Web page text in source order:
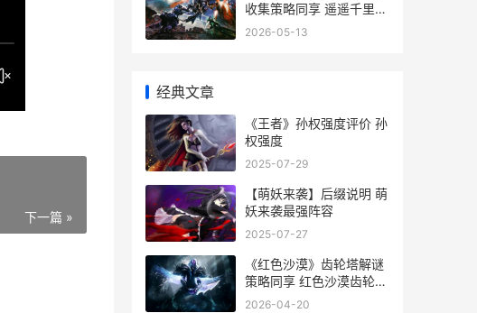
下一篇 »
收集策略同享 遥遥千里来
西蜀打三个数字
2026-05-13
经典文章
《王者》孙权强度评价 孙
权强度
2025-07-29
【萌妖来袭】后缀说明 萌
妖来袭最强阵容
2025-07-27
《红色沙漠》齿轮塔解谜
策略同享 红色沙漠齿轮塔
在哪
2026-04-20